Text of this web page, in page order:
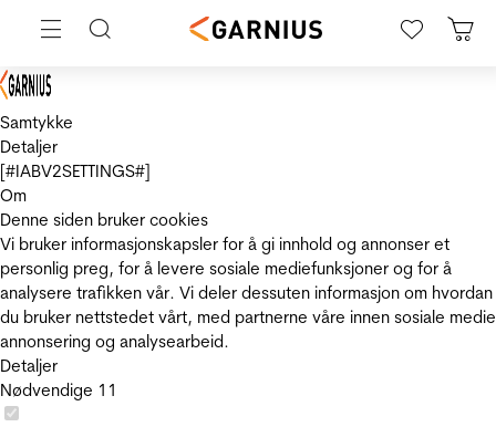
Samtykke
Detaljer
[#IABV2SETTINGS#]
Om
Denne siden bruker cookies
Vi bruker informasjonskapsler for å gi innhold og annonser et
personlig preg, for å levere sosiale mediefunksjoner og for å
analysere trafikken vår. Vi deler dessuten informasjon om hvordan
du bruker nettstedet vårt, med partnerne våre innen sosiale
annonsering og analysearbeid.
Detaljer
Nødvendige 11